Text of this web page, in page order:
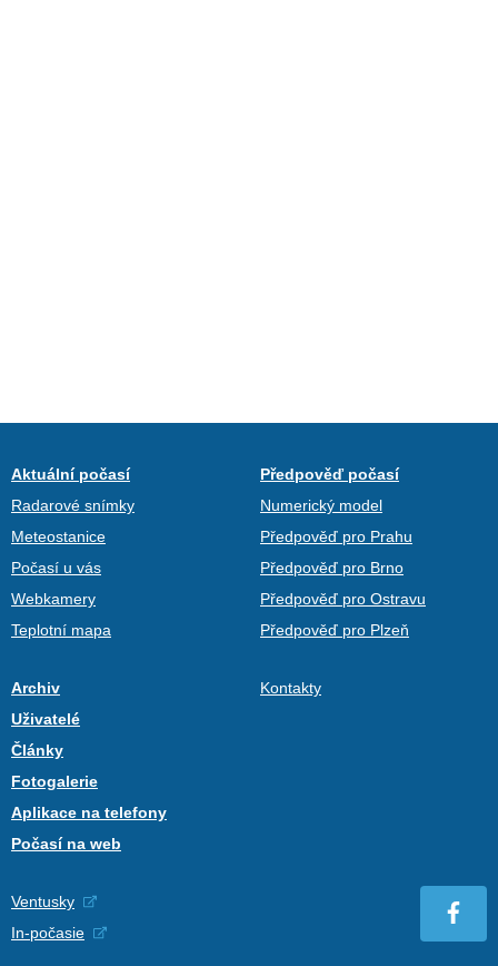
Aktuální počasí
Radarové snímky
Meteostanice
Počasí u vás
Webkamery
Teplotní mapa
Předpověď počasí
Numerický model
Předpověď pro Prahu
Předpověď pro Brno
Předpověď pro Ostravu
Předpověď pro Plzeň
Archiv
Uživatelé
Články
Fotogalerie
Aplikace na telefony
Počasí na web
Kontakty
Ventusky
In-počasie